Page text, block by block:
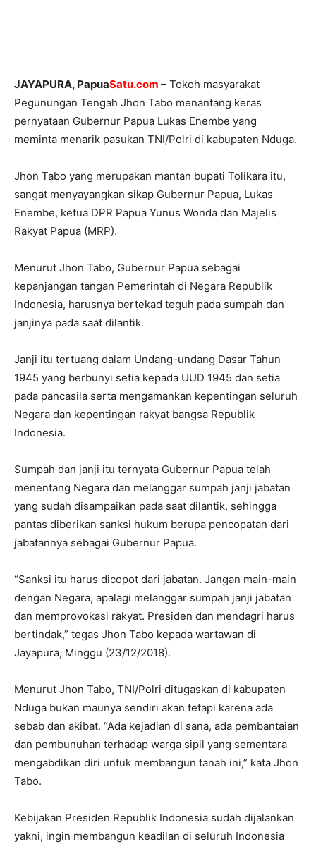
JAYAPURA, PapuaSatu.com – Tokoh masyarakat
Pegunungan Tengah Jhon Tabo menantang keras
pernyataan Gubernur Papua Lukas Enembe yang
meminta menarik pasukan TNI/Polri di kabupaten Nduga.
Jhon Tabo yang merupakan mantan bupati Tolikara itu,
sangat menyayangkan sikap Gubernur Papua, Lukas
Enembe, ketua DPR Papua Yunus Wonda dan Majelis
Rakyat Papua (MRP).
Menurut Jhon Tabo, Gubernur Papua sebagai
kepanjangan tangan Pemerintah di Negara Republik
Indonesia, harusnya bertekad teguh pada sumpah dan
janjinya pada saat dilantik.
Janji itu tertuang dalam Undang-undang Dasar Tahun
1945 yang berbunyi setia kepada UUD 1945 dan setia
pada pancasila serta mengamankan kepentingan seluruh
Negara dan kepentingan rakyat bangsa Republik
Indonesia.
Sumpah dan janji itu ternyata Gubernur Papua telah
menentang Negara dan melanggar sumpah janji jabatan
yang sudah disampaikan pada saat dilantik, sehingga
pantas diberikan sanksi hukum berupa pencopatan dari
jabatannya sebagai Gubernur Papua.
“Sanksi itu harus dicopot dari jabatan. Jangan main-main
dengan Negara, apalagi melanggar sumpah janji jabatan
dan memprovokasi rakyat. Presiden dan mendagri harus
bertindak,” tegas Jhon Tabo kepada wartawan di
Jayapura, Minggu (23/12/2018).
Menurut Jhon Tabo, TNI/Polri ditugaskan di kabupaten
Nduga bukan maunya sendiri akan tetapi karena ada
sebab dan akibat. “Ada kejadian di sana, ada pembantaian
dan pembunuhan terhadap warga sipil yang sementara
mengabdikan diri untuk membangun tanah ini,” kata Jhon
Tabo.
Kebijakan Presiden Republik Indonesia sudah dijalankan
yakni, ingin membangun keadilan di seluruh Indonesia